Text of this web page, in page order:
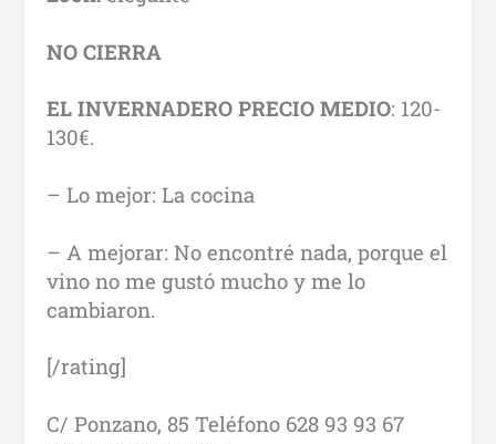
NO CIERRA
EL INVERNADERO PRECIO MEDIO: 120-
130€.
– Lo mejor: La cocina
– A mejorar: No encontré nada, porque el
vino no me gustó mucho y me lo
cambiaron.
[/rating]
C/ Ponzano, 85 Teléfono 628 93 93 67